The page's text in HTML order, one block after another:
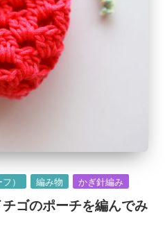
） 編み物 かぎ針編み
ゴのポーチを編んでみ